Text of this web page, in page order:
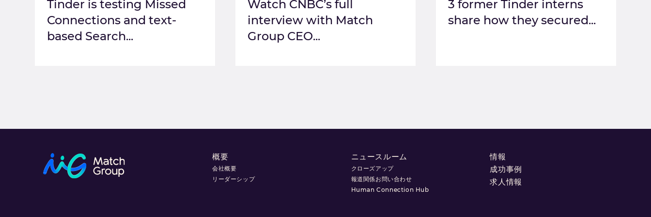
Tinder is testing Missed
Connections and text-
based Search...
Watch CNBC’s full
interview with Match
Group CEO...
3 former Tinder interns
share how they secured...
概要
会社概要
リーダーシップ
ニュースルーム
クローズアップ
報道関係お問い合わせ
Human Connection Hub
情報
成功事例
求人情報